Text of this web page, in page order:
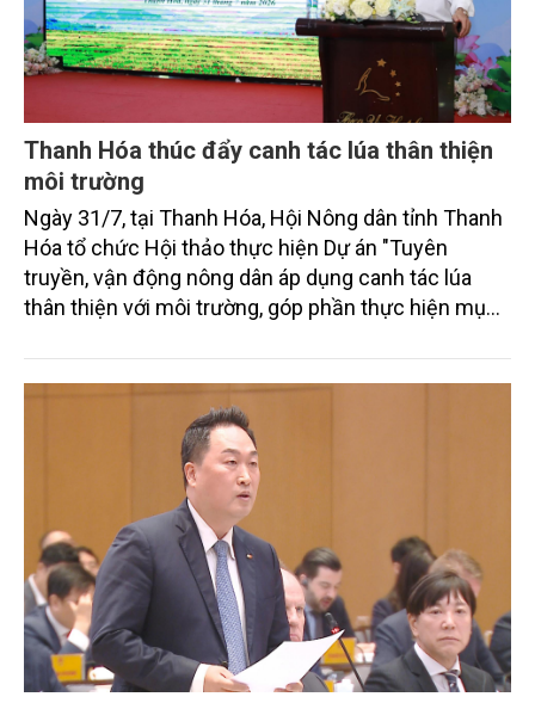
Thanh Hóa thúc đẩy canh tác lúa thân thiện
môi trường
Ngày 31/7, tại Thanh Hóa, Hội Nông dân tỉnh Thanh
Hóa tổ chức Hội thảo thực hiện Dự án "Tuyên
truyền, vận động nông dân áp dụng canh tác lúa
thân thiện với môi trường, góp phần thực hiện mục
trình thu hút sự tham gia của đông đảo đại biểu đến
từ các cơ quan quản lý nhà nước, đơn vị nghiên cứu,
doanh nghiệp, hợp tác xã và nông dân đang trực
tiếp triển khai mô hình sản xuất lúa phát thải thấp.